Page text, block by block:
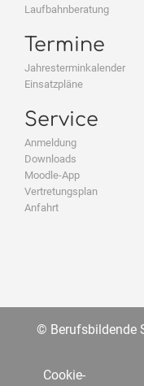
Laufbahnberatung
Termine
Jahresterminkalender
Einsatzpläne
Service
Anmeldung
Downloads
Moodle-App
Vertretungsplan
Anfahrt
© Berufsbildende
Cookie-